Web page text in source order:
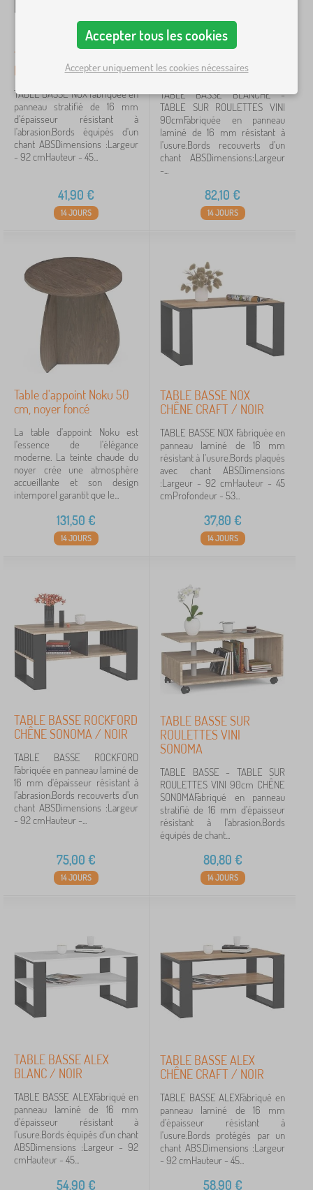
TABLE BASSE NOX
BLANC / NOIR
TABLE BASSE NOX Fabriquée en
panneau stratifié de 16 mm
d'épaisseur résistant à
l'abrasion.Bords équipés d'un
chant ABSDimensions :Largeur
- 92 cmHauteur - 45...
41,90 €
14 JOURS
ROULETTES VINI BLANC
TABLE BASSE BLANCHE -
TABLE SUR ROULETTES VINI
90cmFabriquée en panneau
laminé de 16 mm résistant à
l'usure.Bords recouverts d'un
chant ABSDimensions:Largeur
-...
82,10 €
14 JOURS
Table d'appoint Noku 50
cm, noyer foncé
La table d'appoint Noku est
l'essence de l'élégance
moderne. La teinte chaude du
noyer crée une atmosphère
accueillante et son design
intemporel garantit que le...
131,50 €
14 JOURS
TABLE BASSE NOX
CHÊNE CRAFT / NOIR
TABLE BASSE NOX Fabriquée en
panneau laminé de 16 mm
résistant à l'usure.Bords plaqués
avec chant ABSDimensions
:Largeur - 92 cmHauteur - 45
cmProfondeur - 53...
37,80 €
14 JOURS
TABLE BASSE ROCKFORD
CHÊNE SONOMA / NOIR
TABLE BASSE ROCKFORD
Fabriquée en panneau laminé de
16 mm d'épaisseur résistant à
l'abrasion.Bords recouverts d'un
chant ABSDimensions :Largeur
- 92 cmHauteur -...
75,00 €
14 JOURS
TABLE BASSE SUR
ROULETTES VINI
SONOMA
TABLE BASSE - TABLE SUR
ROULETTES VINI 90cm CHÊNE
SONOMAFabriqué en panneau
stratifié de 16 mm d'épaisseur
résistant à l'abrasion.Bords
équipés de chant...
80,80 €
14 JOURS
TABLE BASSE ALEX
BLANC / NOIR
TABLE BASSE ALEXFabriqué en
panneau laminé de 16 mm
d'épaisseur résistant à
l'usure.Bords équipés d'un chant
ABSDimensions :Largeur - 92
cmHauteur - 45...
54,90 €
TABLE BASSE ALEX
CHÊNE CRAFT / NOIR
TABLE BASSE ALEXFabriqué en
panneau laminé de 16 mm
d'épaisseur résistant à
l'usure.Bords protégés par un
chant ABS.Dimensions :Largeur
- 92 cmHauteur - 45...
58,90 €
Accepter tous les cookies
Accepter uniquement les cookies nécessaires